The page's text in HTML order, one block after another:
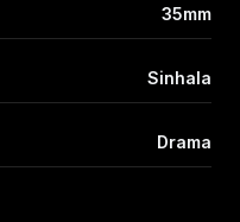
35mm
Sinhala
Drama